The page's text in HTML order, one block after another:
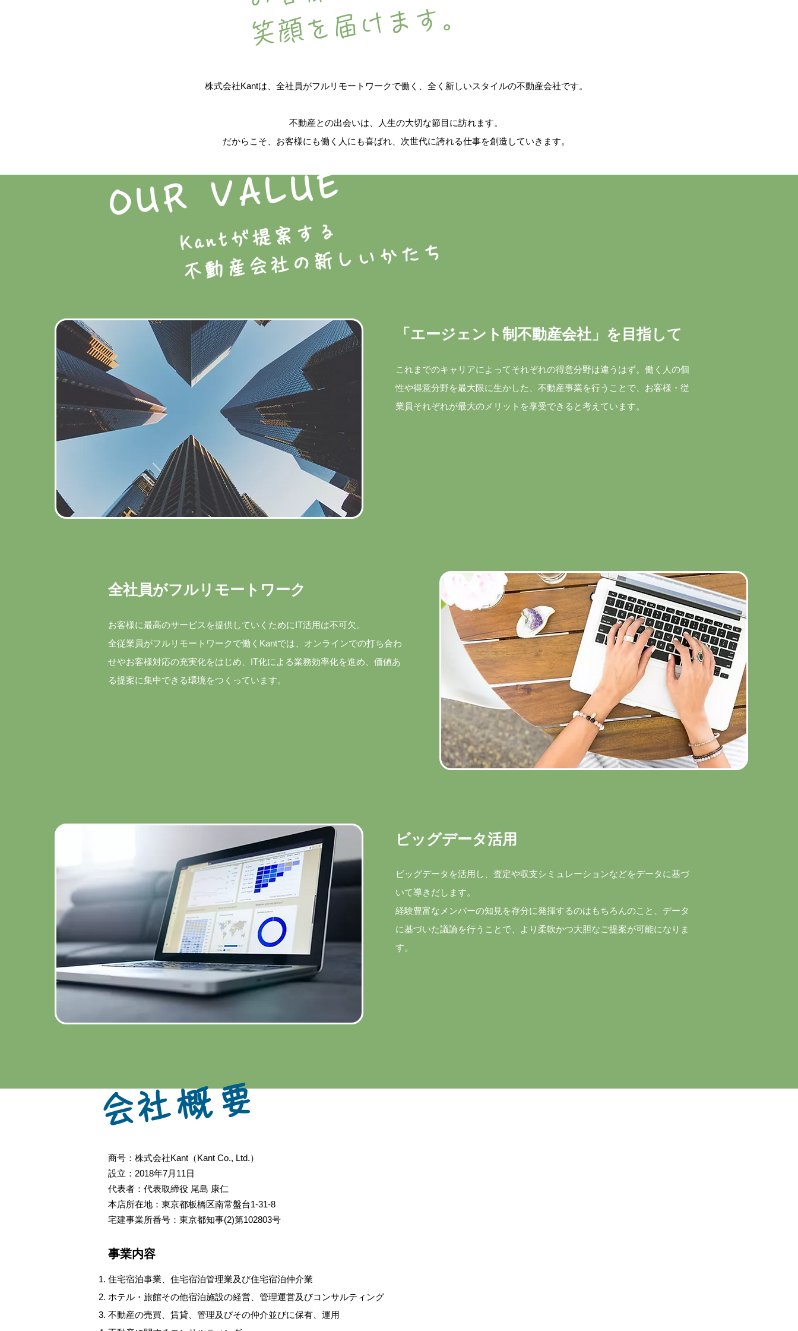
​笑顔を届けます。
株式会社Kantは、全社員がフルリモートワークで働く、全く新しいスタイルの不動産会社です。
不動産との出会いは、人生の大切な節目に訪れます。
だからこそ、お客様にも働く人にも喜ばれ、次世代に誇れる仕事を創造していきます。
OUR VALUE
​​Kantが提案する
不動産会社の新しいかたち
「エージェント制不動産会社」を目指して
これまでのキャリアによってそれぞれの得意分野は違うはず。働く人の個
性や得意分野を最大限に生かした、不動産事業を行うことで、お客様・従
業員それぞれが最大のメリットを享受できると考えています。
全社員がフルリモートワーク
お客様に最高のサービスを提供していくためにIT活用は不可欠。
全従業員がフルリモートワークで働くKantでは、オンラインでの打ち合わ
せやお客様対応の充実化をはじめ、IT化による業務効率化を進め、価値あ
る提案に集中できる環境をつくっています。
ビッグデータ活用
ビッグデータを活用し、査定や収支シミュレーションなどをデータに基づ
いて導きだします。
経験豊富なメンバーの知見を存分に発揮するのはもちろんのこと、データ
に基づいた議論を行うことで、より柔軟かつ大胆なご提案が可能になりま
す。
商号：株式会社Kant（Kant Co., Ltd.）
設⽴：2018年7⽉11⽇
代表者：代表取締役 尾島 康仁
本店所在地：東京都板橋区南常盤台1-31-8
宅建事業所番号：東京都知事(2)第102803号
事業内容
住宅宿泊事業、住宅宿泊管理業及び住宅宿泊仲介業
ホテル・旅館その他宿泊施設の経営、管理運営及びコンサルティング
不動産の売買、賃貸、管理及びその仲介並びに保有、運⽤
​会社概要